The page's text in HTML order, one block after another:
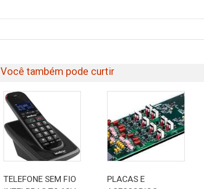
Você também pode curtir
TELEFONE SEM FIO
PLACAS E